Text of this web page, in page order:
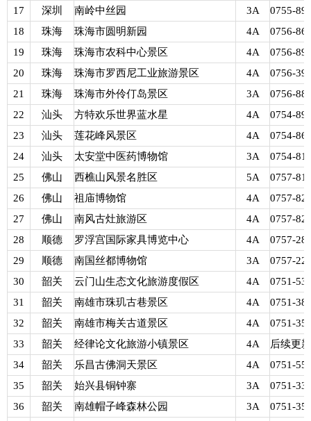
17
深圳 南岭中丝园 3A
0755-
18
珠海 珠海市圆明新园 4A
0756-
19
珠海 珠海市农科中心景区 4A
0756-
20
珠海 珠海市罗西尼工业旅游景区 4A
0756-
21
珠海 珠海市外伶仃岛景区 3A
0756-
22
汕头 方特欢乐世界蓝水星 4A
0754-
23
汕头 莲花峰风景区 4A
0754-
24
汕头 太安堂中医药博物馆 3A
0754-
25
佛山 西樵山风景名胜区 5A
0757-
26
佛山 祖庙博物馆 4A
0757-
27
佛山 南风古灶旅游区 4A
0757-
28
顺德 罗浮宫国际家具博览中心 4A
0757-
29
顺德 南国丝都博物馆 3A
0757-
30
韶关 云门山生态文化旅游度假区 4A
0751-
31
韶关 南雄市珠玑古巷景区 4A
0751-
32
韶关 南雄市梅关古道景区 4A
0751-
33
韶关 经律论文化旅游小镇景区 4A
后续更新
34
韶关 乐昌古佛洞天景区 4A
0751-
35
韶关 始兴县铜钟寨 3A
0751-
36
韶关 南雄帽子峰森林公园 3A
0751-